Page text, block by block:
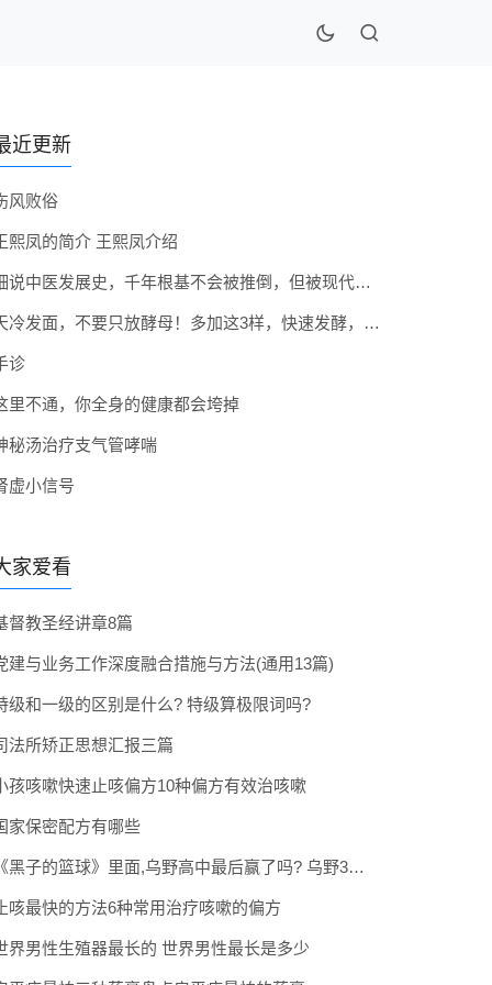
近更新
风败俗
熙凤的简介 王熙凤介绍
细说中医发展史，千年根基不会被推倒，但被现代医疗模式堵住出路
天冷发面，不要只放酵母！多加这3样，快速发酵，蓬松香软弹性十足
诊
里不通，你全身的健康都会垮掉
秘汤治疗支气管哮喘
虚小信号
家爱看
督教圣经讲章8篇
建与业务工作深度融合措施与方法(通用13篇)
级和一级的区别是什么? 特级算极限词吗?
法所矫正思想汇报三篇
孩咳嗽快速止咳偏方10种偏方有效治咳嗽
家保密配方有哪些
《黑子的篮球》里面,乌野高中最后赢了吗? 乌野3年拿到全国冠军了吗
咳最快的方法6种常用治疗咳嗽的偏方
界男性生殖器最长的 世界男性最长是多少